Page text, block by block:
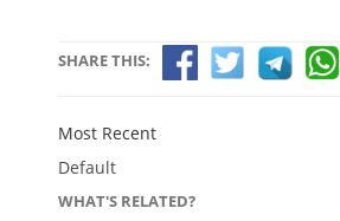
SHARE THIS:
Most Recent
Default
WHAT'S RELATED?